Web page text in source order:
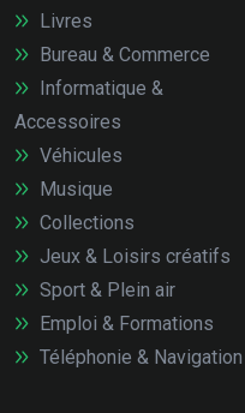
Livres
Bureau & Commerce
Informatique &
Accessoires
Véhicules
Musique
Collections
Jeux & Loisirs créatifs
Sport & Plein air
Emploi & Formations
Téléphonie & Navigation